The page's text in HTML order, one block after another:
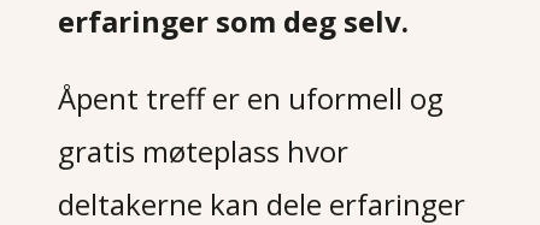
erfaringer som deg selv.
Åpent treff er en uformell og
gratis møteplass hvor
deltakerne kan dele erfaringer